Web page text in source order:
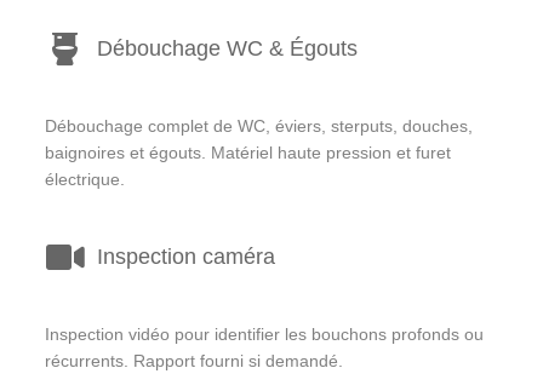
Débouchage WC & Égouts
Débouchage complet de WC, éviers, sterputs, douches,
baignoires et égouts. Matériel haute pression et furet
électrique.
Inspection caméra
Inspection vidéo pour identifier les bouchons profonds ou
récurrents. Rapport fourni si demandé.